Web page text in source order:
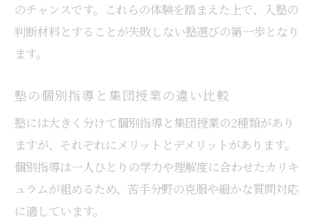
のチャンスです。これらの体験を踏まえた上で、入塾の
判断材料とすることが失敗しない塾選びの第一歩となり
ます。
塾の個別指導と集団授業の違い比較
塾には大きく分けて個別指導と集団授業の2種類があり
ますが、それぞれにメリットとデメリットがあります。
個別指導は一人ひとりの学力や理解度に合わせたカリキ
ュラムが組めるため、苦手分野の克服や細かな質問対応
に適しています。